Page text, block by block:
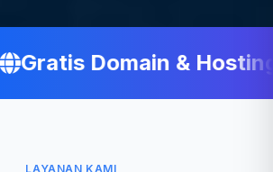
Gratis Domain & Hosting
LAYANAN KAMI